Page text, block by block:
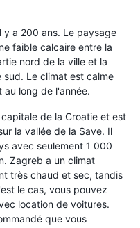
a 200 ans. Le paysage
faible calcaire entre la
nord de la ville et la
sud. Le climat est calme
long de l'année.
de la Croatie et est
la vallée de la Save. Il
avec seulement 1 000
Zagreb a un climat
très chaud et sec, tandis
le cas, vous pouvez
location de voitures.
que vous